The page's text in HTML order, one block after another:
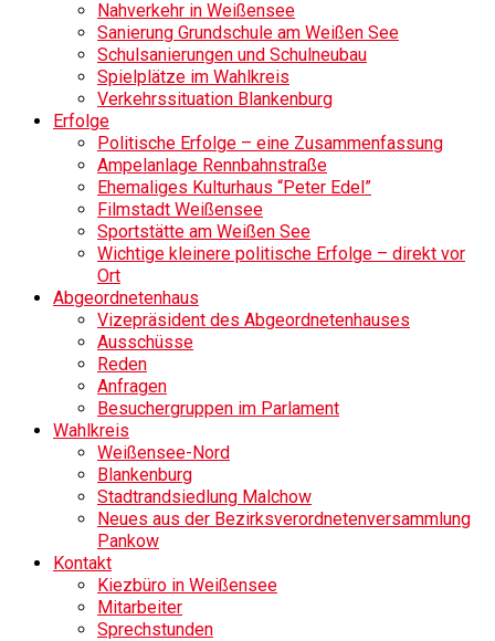
Nahverkehr in Weißensee
Sanierung Grundschule am Weißen See
Schulsanierungen und Schulneubau
Spielplätze im Wahlkreis
Verkehrssituation Blankenburg
Erfolge
Politische Erfolge – eine Zusammenfassung
Ampelanlage Rennbahnstraße
Ehemaliges Kulturhaus “Peter Edel”
Filmstadt Weißensee
Sportstätte am Weißen See
Wichtige kleinere politische Erfolge – direkt vor
Ort
Abgeordnetenhaus
Vizepräsident des Abgeordnetenhauses
Ausschüsse
Reden
Anfragen
Besuchergruppen im Parlament
Wahlkreis
Weißensee-Nord
Blankenburg
Stadtrandsiedlung Malchow
Neues aus der Bezirksverordnetenversammlung
Pankow
Kontakt
Kiezbüro in Weißensee
Mitarbeiter
Sprechstunden